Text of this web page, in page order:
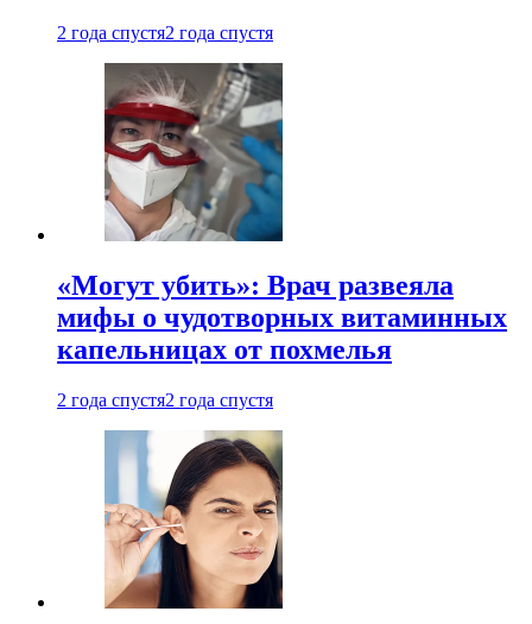
2 года спустя2 года спустя
«Могут убить»: Врач развеяла
мифы о чудотворных витаминных
капельницах от похмелья
2 года спустя2 года спустя